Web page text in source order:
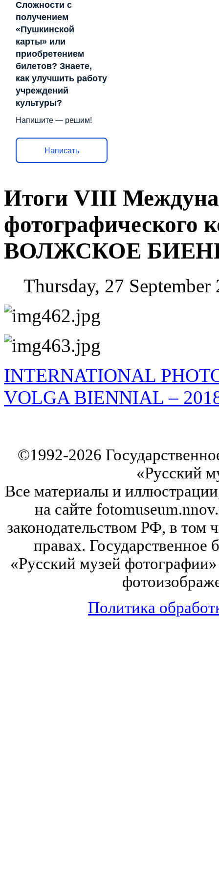
Сложности с
получением
«Пушкинской
карты» или
приобретением
билетов? Знаете,
как улучшить работу
учреждений
культуры?
Напишите — решим!
Написать
Итоги VIII
фотографического
ВОЛЖСКОЕ
Thursday, 27 September
INTERNATIONAL
VOLGA BIENNIAL –
©1992-2026
«Русский
Все материалы и
на сайте
законодательством РФ, в том
правах.
«Русский музей
Политика